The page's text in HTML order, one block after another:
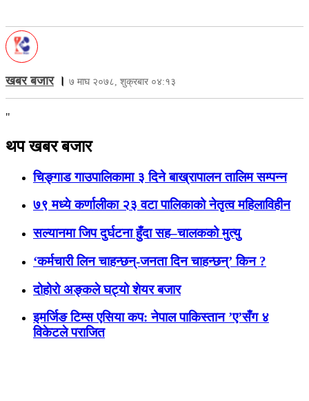
खबर बजार। ७ माघ २०७८, शुक्रबार ०४:१३
"
थप खबर बजार
चिङ्गाड गाउपालिकामा ३ दिने बाख्रापालन तालिम सम्पन्न
७९ मध्ये कर्णालीका २३ वटा पालिकाको नेतृत्व महिलाविहीन
सल्यानमा जिप दुर्घटना हुँदा सह–चालकको मुत्यु
‘कर्मचारी लिन चाहन्छन्-जनता दिन चाहन्छन्’ किन ?
दोहोरो अङ्कले घट्यो शेयर बजार
इमर्जिङ टिम्स एसिया कप: नेपाल पाकिस्तान ’ए’सँग ४
विकेटले पराजित